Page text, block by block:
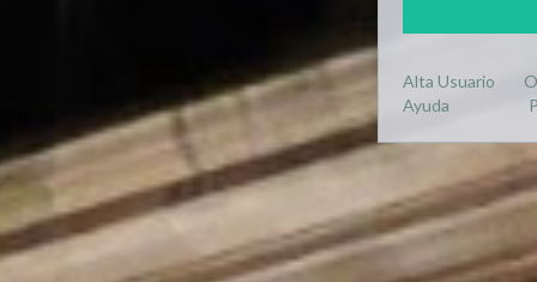
Alta Usuario
Ayuda